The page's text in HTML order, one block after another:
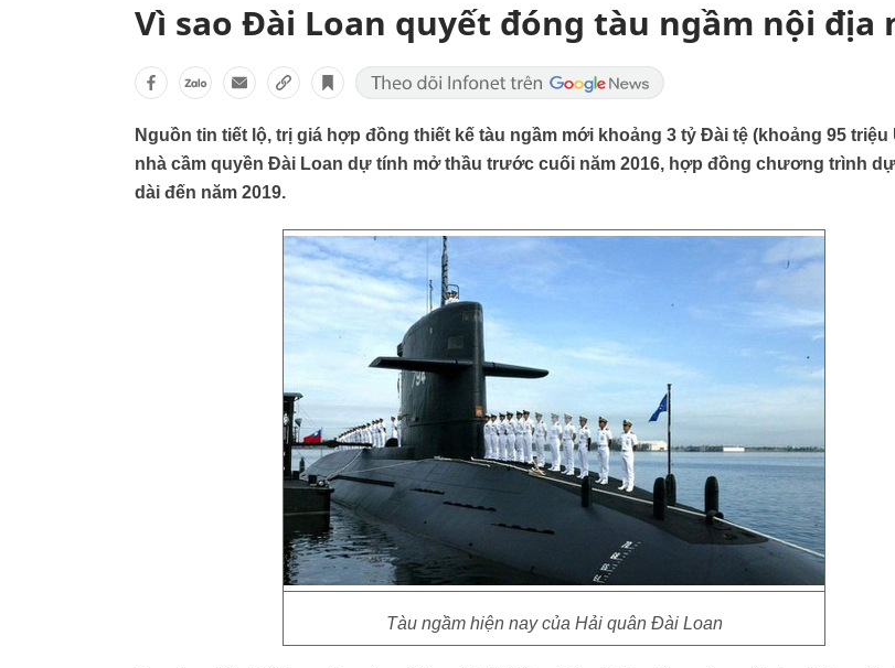
Vì sao Đài Loan quyết đóng tàu ngầm nội địa
Nguồn tin tiết lộ, trị giá hợp đồng thiết kế tàu ngầm mới khoảng 3 tỷ Đài tệ (khoảng 95 triệu
nhà cầm quyền Đài Loan dự tính mở thầu trước cuối năm 2016, hợp đồng chương trình
dài đến năm 2019.
Tàu ngầm hiện nay của Hải quân Đài Loan